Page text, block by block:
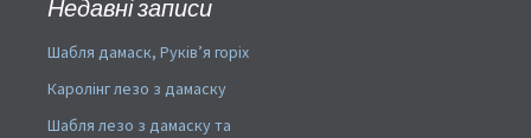
Недавні записи
Шабля дамаск, Руків’я горіх
Каролінг лезо з дамаску
Шабля лезо з дамаску та